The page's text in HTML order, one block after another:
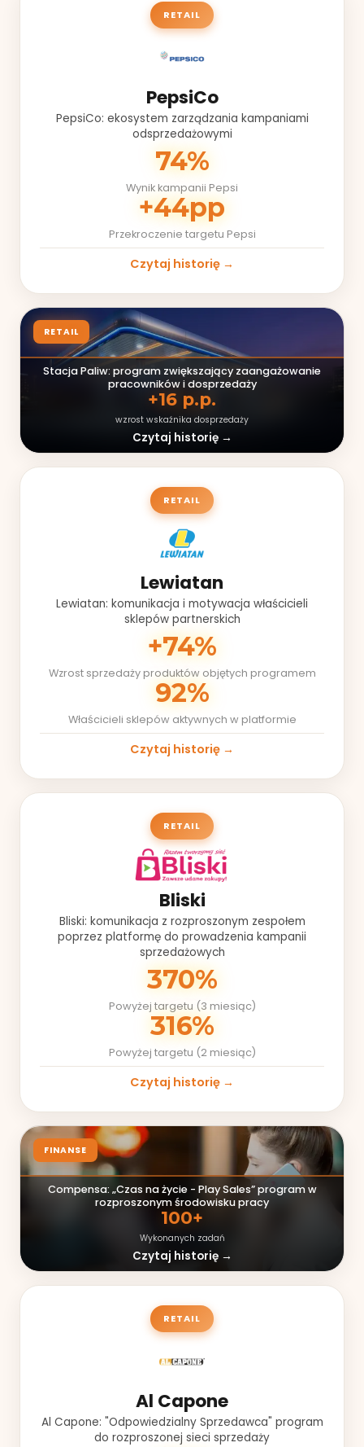
RETAIL
PepsiCo
PepsiCo: ekosystem zarządzania kampaniami
odsprzedażowymi
74%
Wynik kampanii Pepsi
+44pp
Przekroczenie targetu Pepsi
Czytaj historię →
RETAIL
Stacja Paliw: program zwiększający zaangażowanie
pracowników i dosprzedaży
+16 p.p.
wzrost wskaźnika dosprzedaży
Czytaj historię →
RETAIL
Lewiatan
Lewiatan: komunikacja i motywacja właścicieli
sklepów partnerskich
+74%
Wzrost sprzedaży produktów objętych programem
92%
Właścicieli sklepów aktywnych w platformie
Czytaj historię →
RETAIL
Bliski
Bliski: komunikacja z rozproszonym zespołem
poprzez platformę do prowadzenia kampanii
sprzedażowych
370%
Powyżej targetu (3 miesiąc)
316%
Powyżej targetu (2 miesiąc)
Czytaj historię →
FINANSE
Compensa: „Czas na życie - Play Sales” program w
rozproszonym środowisku pracy
100+
Wykonanych zadań
Czytaj historię →
RETAIL
Al Capone
Al Capone: "Odpowiedzialny Sprzedawca" program
do rozproszonej sieci sprzedaży